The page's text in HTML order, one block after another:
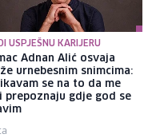
USPJEŠNU KARIJERU
Adnan Alić osvaja
urnebesnim snimcima:
se na to da me
prepoznaju gdje god se